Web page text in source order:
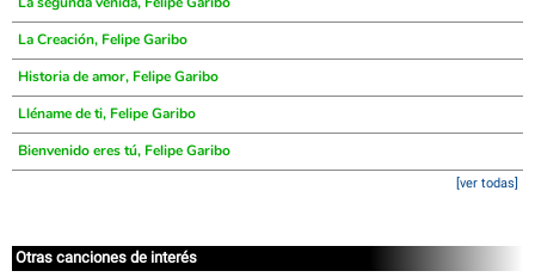
La Creación, Felipe Garibo
Historia de amor, Felipe Garibo
Lléname de ti, Felipe Garibo
Bienvenido eres tú, Felipe Garibo
[ver todas]
Otras canciones de interés